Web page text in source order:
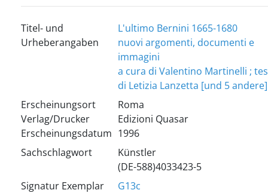
Titel- und
Urheberangaben
L'ultimo Bernini 1665-1680
nuovi argomenti, documenti e
immagini
a cura di Valentino Martinelli ;
di Letizia Lanzetta [und 5 andere]
Erscheinungsort
Verlag/Drucker
Erscheinungsdatum
Roma
Edizioni Quasar
1996
Sachschlagwort
Künstler
(DE-588)4033423-5
Signatur Exemplar
G13c